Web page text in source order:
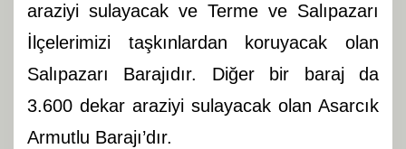
araziyi sulayacak ve Terme ve Salıpazarı
İlçelerimizi taşkınlardan koruyacak olan
Salıpazarı Barajıdır. Diğer bir baraj da
3.600 dekar araziyi sulayacak olan Asarcık
Armutlu Barajı’dır.